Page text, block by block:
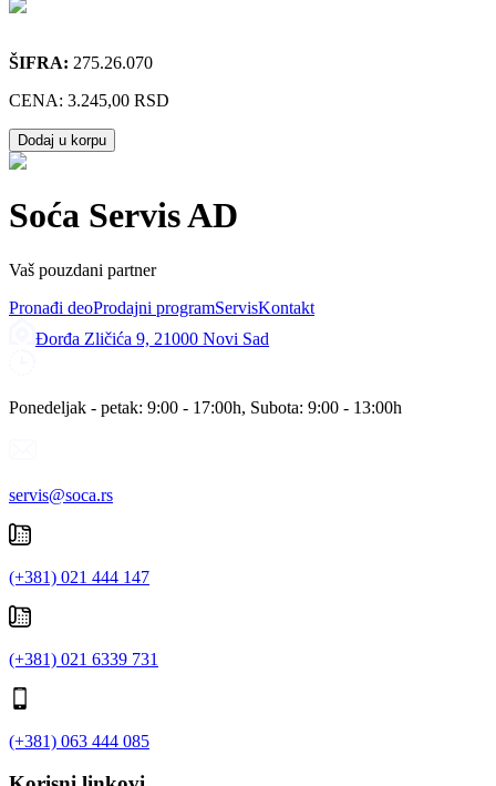
ŠIFRA: 275.26.070
CENA: 3.245,00 RSD
Dodaj u korpu
Soća Servis AD
Vaš pouzdani partner
Pronađi deoProdajni programServisKontakt
Đorđa Zličića 9, 21000 Novi Sad
Ponedeljak - petak: 9:00 - 17:00h, Subota: 9:00 - 13:00h
servis@soca.rs
(+381) 021 444 147
(+381) 021 6339 731
(+381) 063 444 085